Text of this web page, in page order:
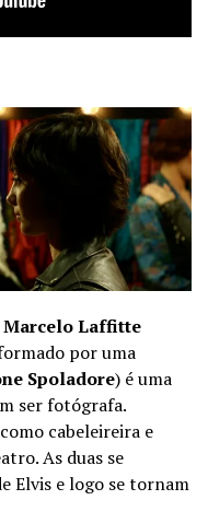
Marcelo Laffitte
por uma
Spoladore) é uma
ser fotógrafa.
cabeleireira e
As duas se
Elvis e logo se tornam